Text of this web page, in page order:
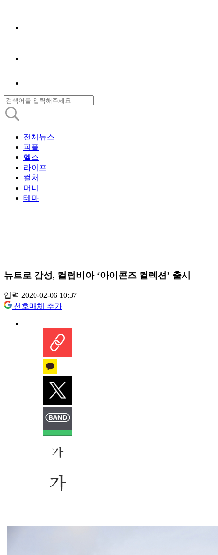
전체뉴스
피플
헬스
라이프
컬처
머니
테마
뉴트로 감성, 컬럼비아 ‘아이콘즈 컬렉션’ 출시
입력 2020-02-06 10:37
선호매체 추가